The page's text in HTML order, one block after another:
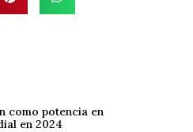
como potencia en
en 2024